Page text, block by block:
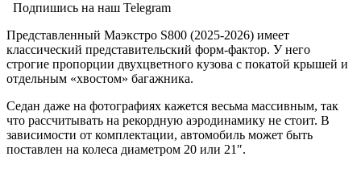
Подпишись на наш Telegram
Представленный Маэкстро S800 (2025-2026) имеет
классический представительский форм-фактор. У него
строгие пропорции двухцветного кузова с покатой крышей и
отдельным «хвостом» багажника.
Седан даже на фотографиях кажется весьма массивным, так
что рассчитывать на рекордную аэродинамику не стоит. В
зависимости от комплектации, автомобиль может быть
поставлен на колеса диаметром 20 или 21″.